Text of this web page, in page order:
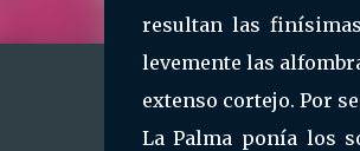
resultan las
levemente las
extenso cortejo. Por
La Palma ponía los